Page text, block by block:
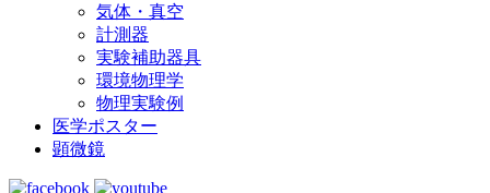
気体・真空
計測器
実験補助器具
環境物理学
物理実験例
医学ポスター
顕微鏡